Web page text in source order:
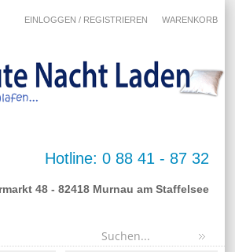
EINLOGGEN / REGISTRIEREN WARENKORB
Hotline: 0 88 41 - 87 32
48 - 82418 Murnau am Staffelsee